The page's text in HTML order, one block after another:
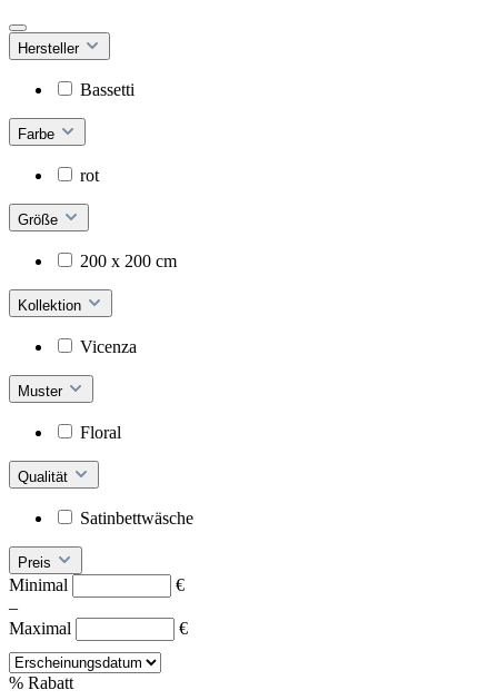
Hersteller
Bassetti
Farbe
rot
Größe
200 x 200 cm
Kollektion
Vicenza
Muster
Floral
Qualität
Satinbettwäsche
Preis
Minimal
€
–
Maximal
€
% Rabatt